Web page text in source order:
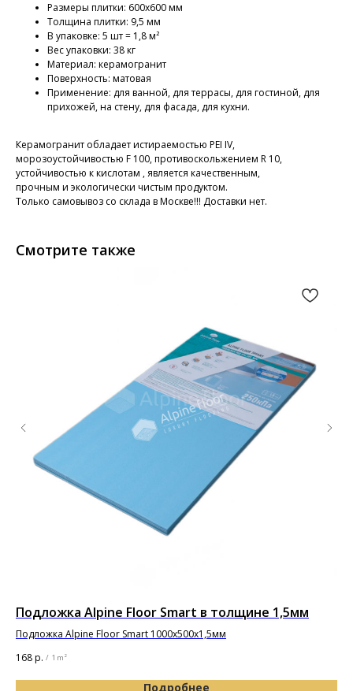
Размеры плитки: 600х600 мм
Толщина плитки: 9,5 мм
В упаковке: 5 шт = 1,8 м²
Вес упаковки: 38 кг
Материал: керамогранит
Поверхность: матовая
Применение: для ванной, для террасы, для гостиной, для
прихожей, на стену, для фасада, для кухни.
Керамогранит обладает истираемостью PEI IV,
морозоустойчивостью F 100, противоскольжением R 10,
устойчивостью к кислотам , является качественным,
прочным и экологически чистым продуктом.
Только самовывоз со склада в Москве!!! Доставки нет.
Смотрите также
Подложка Alpine Floor Smart в толщине 1,5мм
Подложка Alpine Floor Smart 1000х500х1,5мм
168р. / 1 m²
Подробнее